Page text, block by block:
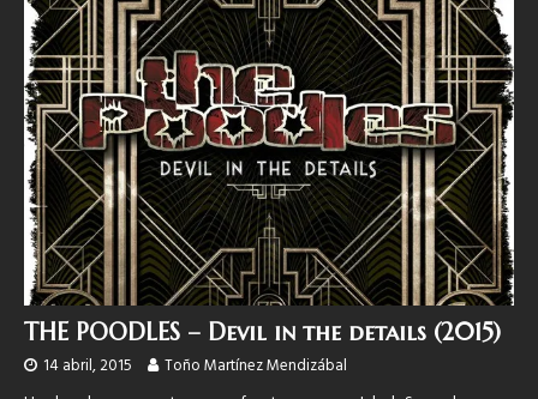
THE POODLES – Devil in the details (2015)
14 abril, 2015 Toño Martínez Mendizábal